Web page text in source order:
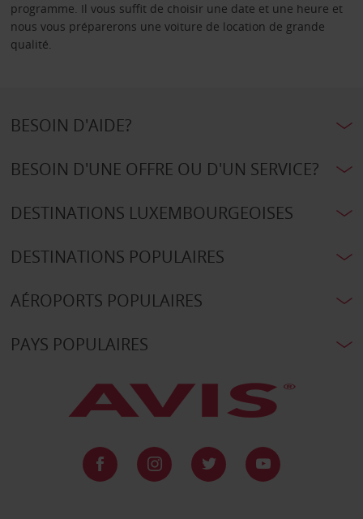
programme. Il vous suffit de choisir une date et une heure et
nous vous préparerons une voiture de location de grande
qualité.
BESOIN D'AIDE?
BESOIN D'UNE OFFRE OU D'UN SERVICE?
DESTINATIONS LUXEMBOURGEOISES
DESTINATIONS POPULAIRES
AÉROPORTS POPULAIRES
PAYS POPULAIRES